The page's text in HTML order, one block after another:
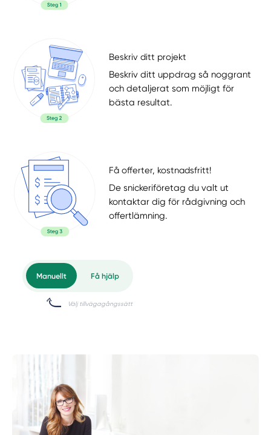
Beskriv ditt projekt
Beskriv ditt uppdrag så noggrant
och detaljerat som möjligt för
bästa resultat.
Få offerter, kostnadsfritt!
De snickeriföretag du valt ut
kontaktar dig för rådgivning och
offertlämning.